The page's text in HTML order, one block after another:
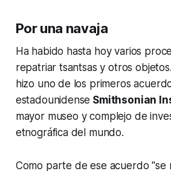
Por una navaja
Ha habido hasta hoy varios
repatriar tsantsas y otros
hizo uno de los primeros
estadounidense Smithsonian
mayor museo y complejo de
etnográfica del mundo.
Como parte de ese acuerdo "se